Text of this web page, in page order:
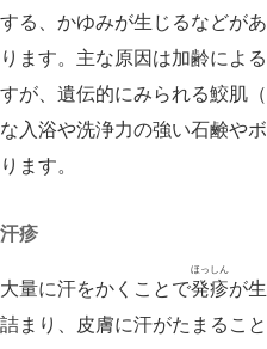
する、かゆみが生じるなどが
ります。主な原因は加齢によ
すが、遺伝的にみられる鮫肌
な入浴や洗浄力の強い石鹸や
ります。
汗疹
大量に汗をかくことで発疹
ほっしん
が
詰まり、皮膚に汗がたまるこ